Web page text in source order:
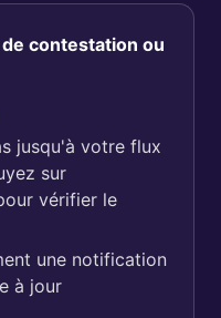
contestation ou
jusqu'à votre flux
sur
vérifier le
une notification
à jour